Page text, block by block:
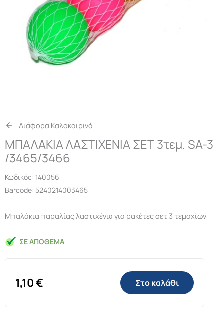
Διάφορα Καλοκαιρινά
ΜΠΑΛΑΚΙΑ ΛΑΣΤΙΧΕΝΙΑ ΣΕΤ 3τεμ. SA-3
/3465/3466
Κωδικός: 140056
Barcode: 5240214003465
Μπαλάκια παραλίας λαστιχένια για ρακέτες σετ 3 τεμαχίων
ΣΕ ΑΠΌΘΕΜΑ
1,10€ Στο καλάθι